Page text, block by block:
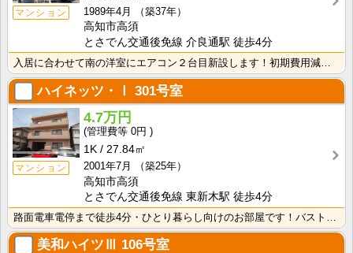
マンション
1989年4月
（築37年）
高知市高須
とさでん交通後免線 介良通駅 徒歩4分
ハイネッツ・Ⅰ 301号室
マンション
4.7万円
0円
1K
27.84㎡
2001年7月
（築25年）
高知市高須
とさでん交通後免線 東新木駅 徒歩4分
美和ハイツⅢ 106号室